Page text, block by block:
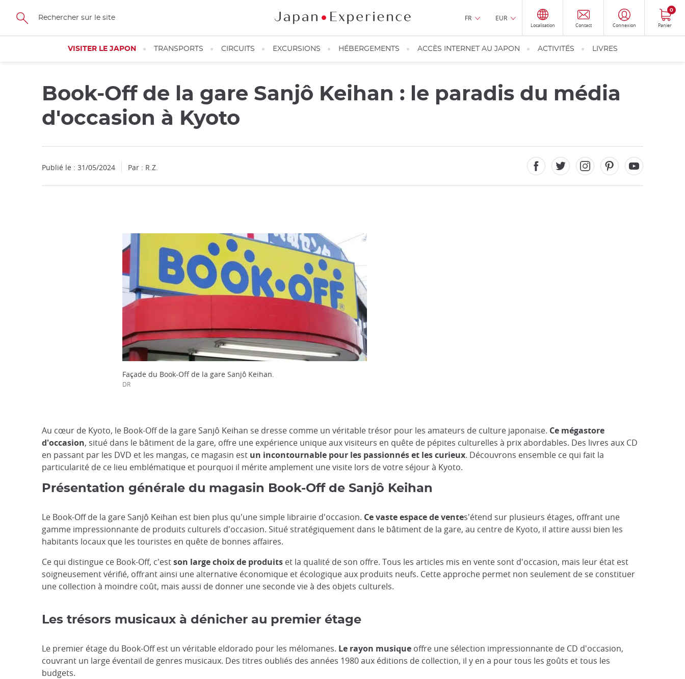
Skip
main
FR EUR
Localisation Contact Connexion Panier
0
VISITER LE JAPON TRANSPORTS CIRCUITS EXCURSIONS HÉBERGEMENTS ACCÈS INTERNET AU JAPON ACTIVITÉS LIVRES
Book-Off de la gare Sanjô Keihan : le paradis du média
d'occasion à Kyoto
Publié le : 31/05/2024 Par : R.Z.
Façade du Book-Off de la gare Sanjô Keihan.
DR
Au cœur de Kyoto, le Book-Off de la gare Sanjô Keihan se dresse comme un véritable trésor pour les amateurs de culture japonaise. Ce mégastore
d'occasion, situé dans le bâtiment de la gare, offre une expérience unique aux visiteurs en quête de pépites culturelles à prix abordables. Des livres aux CD
en passant par les DVD et les mangas, ce magasin est un incontournable pour les passionnés et les curieux. Découvrons ensemble ce qui fait la
particularité de ce lieu emblématique et pourquoi il mérite amplement une visite lors de votre séjour à Kyoto.
Présentation générale du magasin Book-Off de Sanjô Keihan
Le Book-Off de la gare Sanjô Keihan est bien plus qu'une simple librairie d'occasion. Ce vaste espace de ventes'étend sur plusieurs étages, offrant une
gamme impressionnante de produits culturels d'occasion. Situé stratégiquement dans le bâtiment de la gare, au centre de Kyoto, il attire aussi bien les
habitants locaux que les touristes en quête de bonnes affaires.
Ce qui distingue ce Book-Off, c'estson large choix de produits et la qualité de son offre. Tous les articles mis en vente sont d'occasion, mais leur état est
soigneusement vérifié, offrant ainsi une alternative économique et écologique aux produits neufs. Cette approche permet non seulement de se constituer
une collection à moindre coût, mais aussi de donner une seconde vie à des objets culturels.
Les trésors musicaux à dénicher au premier étage
Le premier étage du Book-Off est un véritable eldorado pour les mélomanes. Le rayon musique offre une sélection impressionnante de CD d'occasion,
couvrant un large éventail de genres musicaux. Des titres oubliés des années 1980 aux éditions de collection, il y en a pour tous les goûts et tous les
budgets.